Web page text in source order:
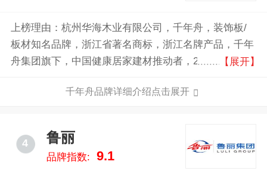
上榜理由：杭州华海木业有限公司，千年舟，装饰板/
板材知名品牌，浙江省著名商标，浙江名牌产品，千年
舟集团旗下，中国健康居家建材推动者，2008国家自行
修一体化指定绿色环保建材产品。
【展开】
千年舟品牌详细介绍点击展开
4 鲁丽
品牌指数: 9.1